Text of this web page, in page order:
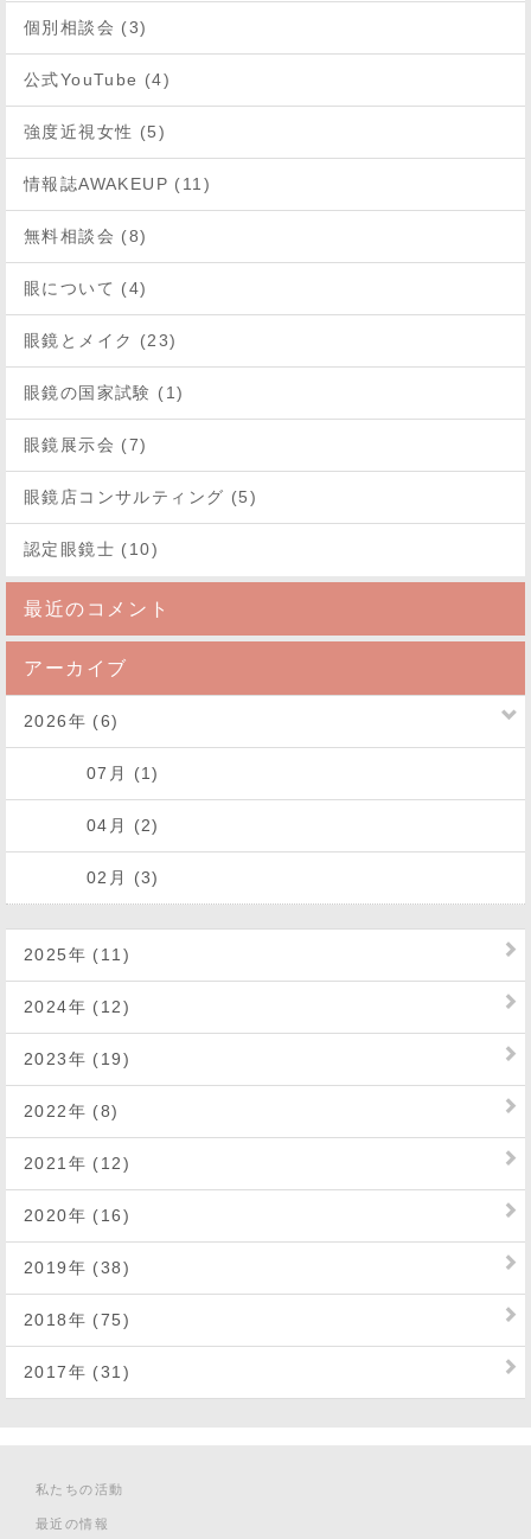
個別相談会 (3)
公式YouTube (4)
強度近視女性 (5)
情報誌AWAKEUP (11)
無料相談会 (8)
眼について (4)
眼鏡とメイク (23)
眼鏡の国家試験 (1)
眼鏡展示会 (7)
眼鏡店コンサルティング (5)
認定眼鏡士 (10)
最近のコメント
アーカイブ
2026年 (6)
07月 (1)
04月 (2)
02月 (3)
2025年 (11)
2024年 (12)
2023年 (19)
2022年 (8)
2021年 (12)
2020年 (16)
2019年 (38)
2018年 (75)
2017年 (31)
私たちの活動
最近の情報